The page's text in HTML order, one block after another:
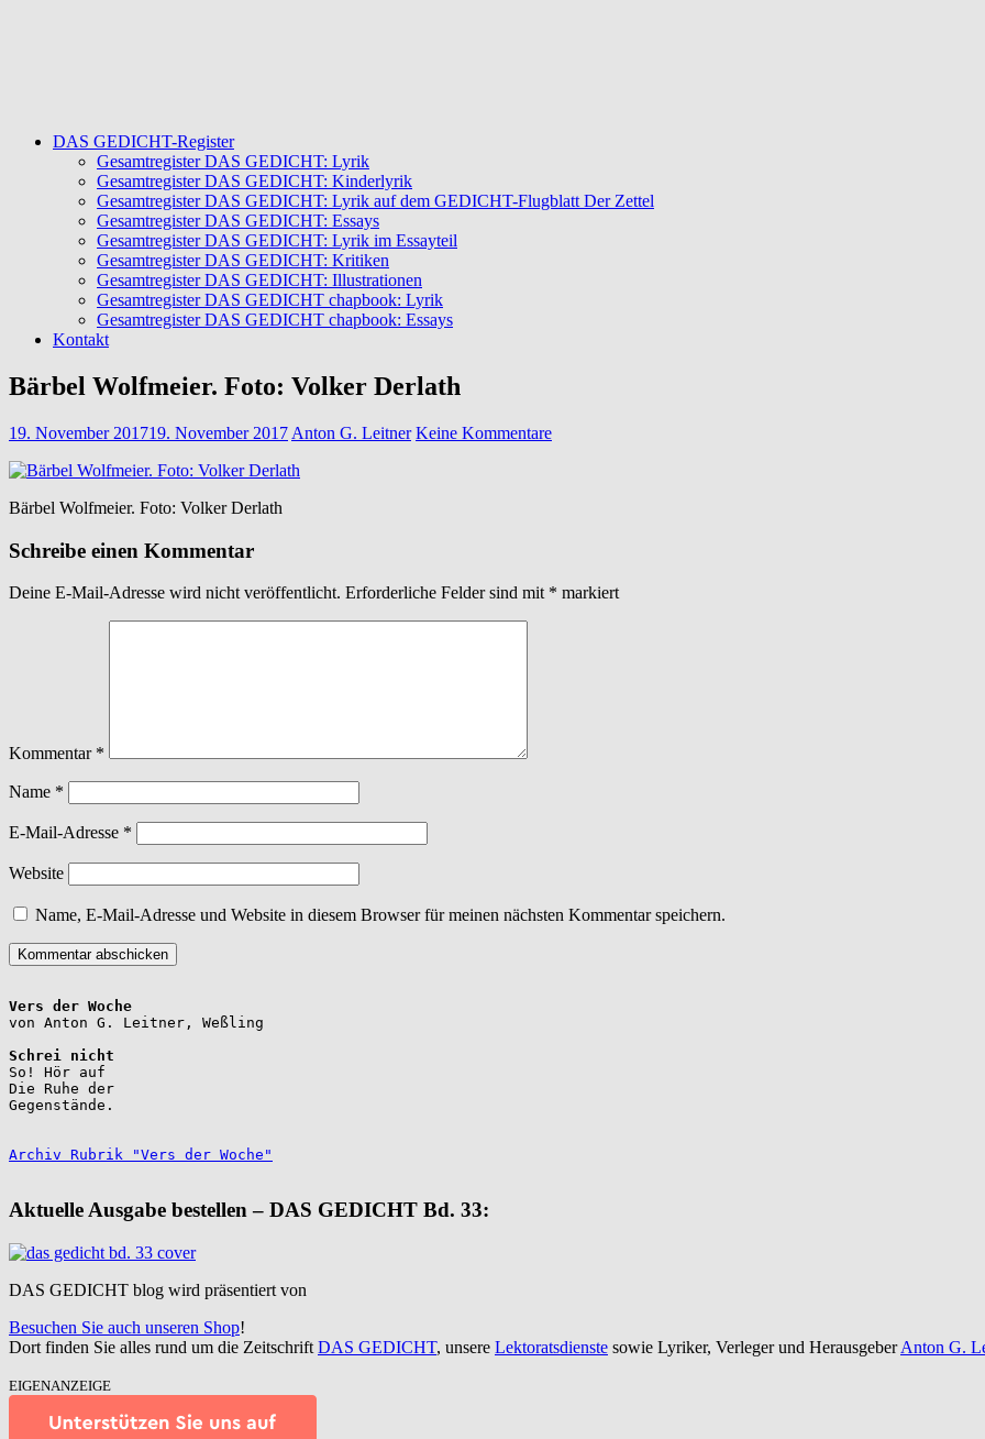
DAS GEDICHT-Register
Gesamtregister DAS GEDICHT: Lyrik
Gesamtregister DAS GEDICHT: Kinderlyrik
Gesamtregister DAS GEDICHT: Lyrik auf dem GEDICHT-Flugblatt Der Zettel
Gesamtregister DAS GEDICHT: Essays
Gesamtregister DAS GEDICHT: Lyrik im Essayteil
Gesamtregister DAS GEDICHT: Kritiken
Gesamtregister DAS GEDICHT: Illustrationen
Gesamtregister DAS GEDICHT chapbook: Lyrik
Gesamtregister DAS GEDICHT chapbook: Essays
Kontakt
Bärbel Wolfmeier. Foto: Volker Derlath
19. November 201719. November 2017 Anton G. Leitner Keine Kommentare
Bärbel Wolfmeier. Foto: Volker Derlath
Schreibe einen Kommentar
Deine E-Mail-Adresse wird nicht veröffentlicht. Erforderliche Felder sind mit * markiert
Kommentar *
Name *
E-Mail-Adresse *
Website
Name, E-Mail-Adresse und Website in diesem Browser für meinen nächsten Kommentar speichern.
Vers der Woche
Schrei nicht
So! Hör auf
Die Ruhe der
Gegenstände.
Archiv Rubrik "Vers der Woche"
Aktuelle Ausgabe bestellen – DAS GEDICHT Bd. 33:
DAS GEDICHT blog wird präsentiert von
Besuchen Sie auch unseren Shop!
Dort finden Sie alles rund um die Zeitschrift DAS GEDICHT, unsere Lektoratsdienste sowie Lyriker, Verleger und HerausgeberAnton G.
EIGENANZEIGE